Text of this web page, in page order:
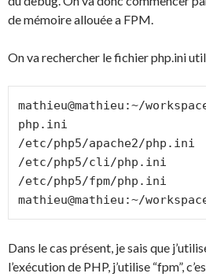
de mémoire allouée a FPM.
On va rechercher le fichier php.ini
mathieu@mathieu:~/
php.ini
/etc/php5/apache2/php.ini
/etc/php5/cli/php.ini
/etc/php5/fpm/php.ini
mathieu@mathieu:~/
Dans le cas présent, je sais que
l’exécution de PHP, j’utilise “fpm”,